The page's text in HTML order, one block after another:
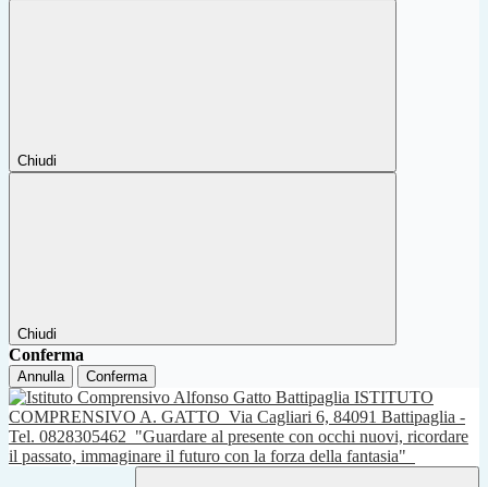
Chiudi
Chiudi
Conferma
Annulla Conferma
ISTITUTO
COMPRENSIVO A. GATTO Via Cagliari 6, 84091 Battipaglia -
Tel. 0828305462 "Guardare al presente con occhi nuovi, ricordare
il passato, immaginare il futuro con la forza della fantasia"